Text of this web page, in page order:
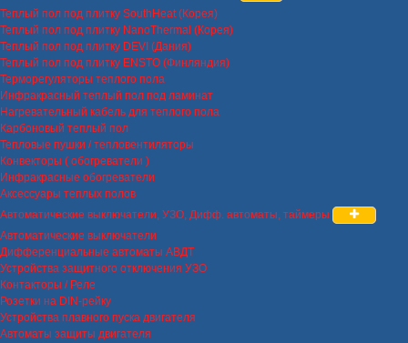
Теплый пол под плитку SouthHeat (Корея)
Теплый пол под плитку NanoThermal (Корея)
Теплый пол под плитку DEVI (Дания)
Теплый пол под плитку ENSTO (Финляндия)
Терморегуляторы теплого пола
Инфракрасный теплый пол под ламинат
Нагревательный кабель для теплого пола
Карбоновый теплый пол
Тепловые пушки / тепловентиляторы
Конвекторы ( обогреватели )
Инфракрасные обогреватели
Аксессуары теплых полов
Автоматические выключатели, УЗО, Дифф. автоматы, таймеры
Автоматические выключатели
Дифференциальные автоматы АВДТ
Устройства защитного отключения УЗО
Контакторы / Реле
Розетки на DIN-рейку
Устройства плавного пуска двигателя
Автоматы защиты двигателя